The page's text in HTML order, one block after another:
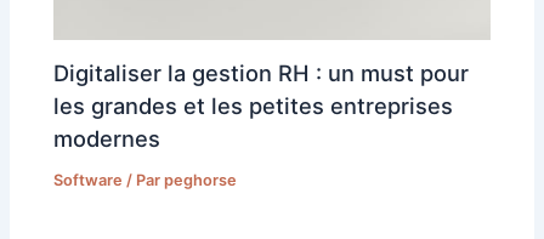
Digitaliser la gestion RH : un must pour
les grandes et les petites entreprises
modernes
Software / Parpeghorse